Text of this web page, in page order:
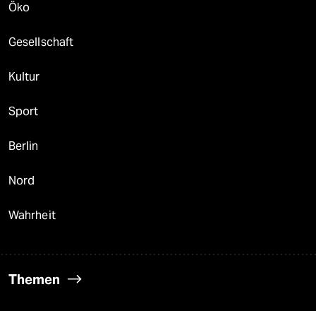
Öko
Gesellschaft
Kultur
Sport
Berlin
Nord
Wahrheit
Themen